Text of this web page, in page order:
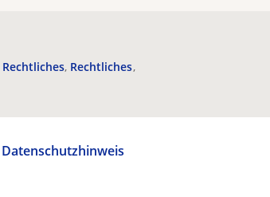
Rechtliches Rechtliches
Datenschutzhinweis